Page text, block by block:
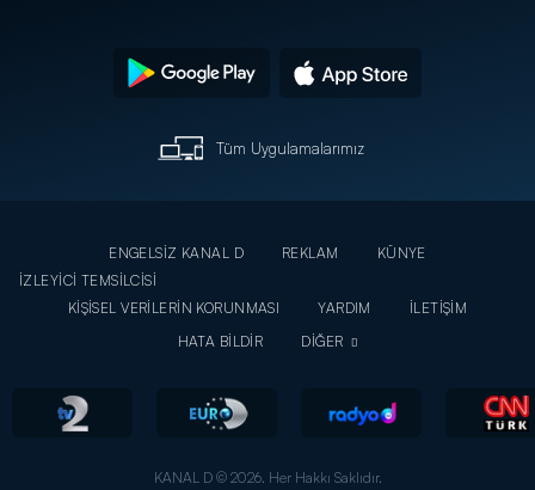
Tüm Uygulamalarımız
ENGELSİZ KANAL D REKLAM
KÜNYE
İZLEYİCİ TEMSİLCİSİ
KİŞİSEL VERİLERİN KORUNMASI
YARDIM
İLETİŞİM
HATA BİLDİR
DİĞER
KANAL D © 2026. Her Hakkı Saklıdır.